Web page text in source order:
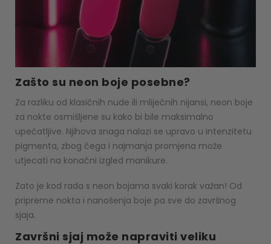
Zašto su neon boje posebne?
Za razliku od klasičnih nude ili mliječnih nijansi, neon boje
za nokte osmišljene su kako bi bile maksimalno
upečatljive. Njihova snaga nalazi se upravo u intenzitetu
pigmenta, zbog čega i najmanja promjena može
utjecati na konačni izgled manikure.
Zato je kod rada s neon bojama svaki korak važan! Od
pripreme nokta i nanošenja boje pa sve do završnog
sjaja.
Završni sjaj može napraviti veliku